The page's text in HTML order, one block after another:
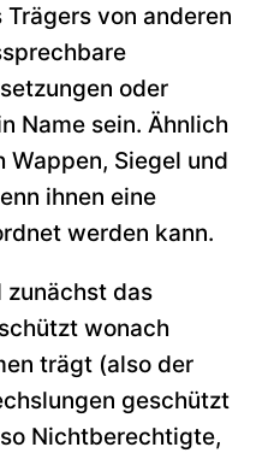
von anderen
oder
Name sein. Ähnlich
Wappen, Siegel und
ihnen eine
werden kann.
zunächst das
wonach
trägt (also der
geschützt
Nichtberechtigte,